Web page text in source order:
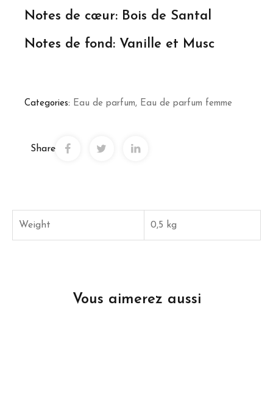
Notes de cœur: Bois de Santal
Notes de fond: Vanille et Musc
Categories: Eau de parfum, Eau de parfum femme
Share
Weight 0,5 kg
Vous aimerez aussi